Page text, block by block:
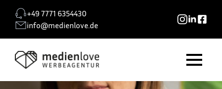
+49 7771 6354430
info@medienlove.de